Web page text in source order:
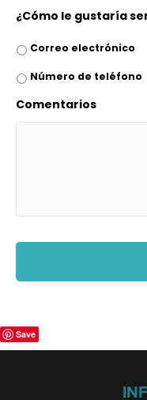
¿Cómo le gustaría
Correo electrónico
Número de teléfono
Comentarios
Save